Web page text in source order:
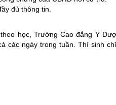
đủ thông tin.
học, Trường Cao đẳng Y
các ngày trong tuần. Thí sinh